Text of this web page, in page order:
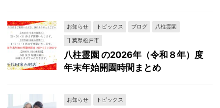
お知らせ トピックス ブログ
八柱霊園
千葉県松戸市
八柱霊園 の2026年（令和８年）度
年末年始開園時間まとめ
お知らせ トピックス